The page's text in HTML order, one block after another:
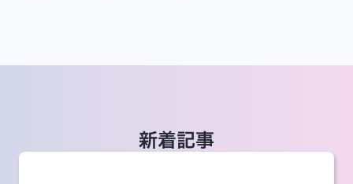
新着記事